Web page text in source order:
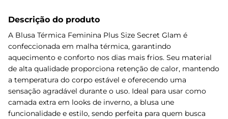
Descrição do produto
A Blusa Térmica Feminina Plus Size Secret Glam é
confeccionada em malha térmica, garantindo
aquecimento e conforto nos dias mais frios. Seu material
de alta qualidade proporciona retenção de calor, mantendo
a temperatura do corpo estável e oferecendo uma
sensação agradável durante o uso. Ideal para usar como
camada extra em looks de inverno, a blusa une
funcionalidade e estilo, sendo perfeita para quem busca